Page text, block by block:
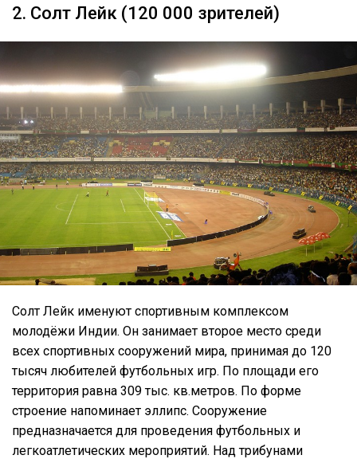
2. Солт Лейк (120 000 зрителей)
Солт Лейк именуют спортивным комплексом
молодёжи Индии. Он занимает второе место среди
всех спортивных сооружений мира, принимая до 120
тысяч любителей футбольных игр. По площади его
территория равна 309 тыс. кв.метров. По форме
строение напоминает эллипс. Сооружение
предназначается для проведения футбольных и
легкоатлетических мероприятий. Над трибунами